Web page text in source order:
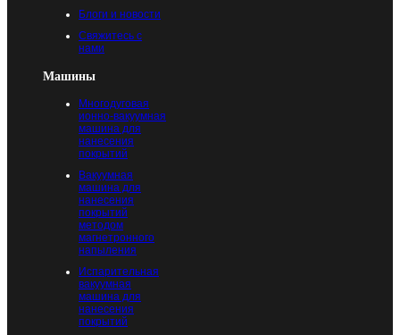
Блоги и новости
Свяжитесь с
нами
Машины
Многодуговая
ионно-вакуумная
машина для
нанесения
покрытий
Вакуумная
машина для
нанесения
покрытий
методом
магнетронного
напыления
Испарительная
вакуумная
машина для
нанесения
покрытий